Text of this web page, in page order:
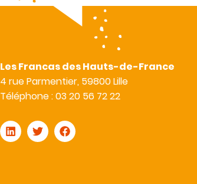
Les Francas des Hauts-de-France
4 rue Parmentier, 59800 Lille
Téléphone : 03 20 56 72 22